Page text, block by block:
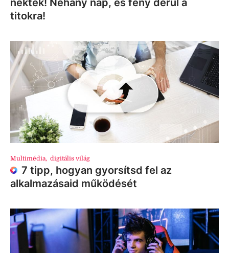
nektek! Néhány nap, és fény derül a
titokra!
Multimédia, digitális világ
7 tipp, hogyan gyorsítsd fel az
alkalmazásaid működését